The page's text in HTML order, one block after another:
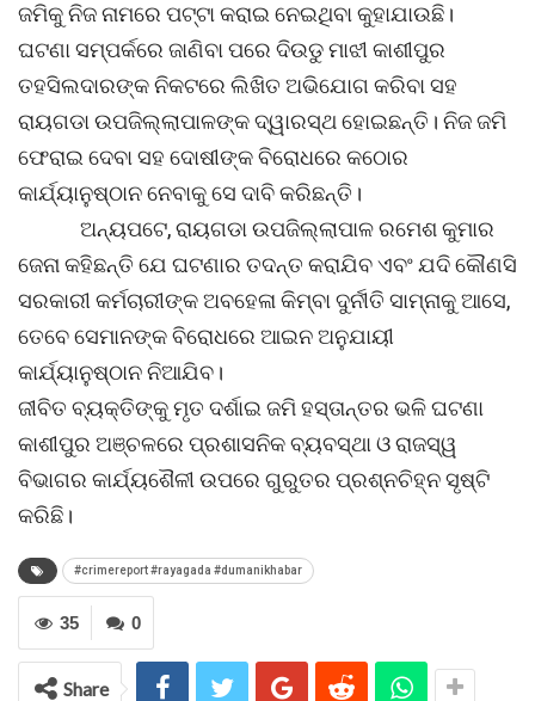
ଜମିକୁ ନିଜ ନାମରେ ପଟ୍ଟା କରାଇ ନେଇଥିବା କୁହାଯାଉଛି।
ଘଟଣା ସମ୍ପର୍କରେ ଜାଣିବା ପରେ ଦିଉଡୁ ମାଝୀ କାଶୀପୁର
ତହସିଲଦାରଙ୍କ ନିକଟରେ ଲିଖିତ ଅଭିଯୋଗ କରିବା ସହ
ରାୟଗଡା ଉପଜିଲ୍ଲାପାଳଙ୍କ ଦ୍ୱାରସ୍ଥ ହୋଇଛନ୍ତି। ନିଜ ଜମି
ଫେରାଇ ଦେବା ସହ ଦୋଷୀଙ୍କ ବିରୋଧରେ କଠୋର
କାର୍ଯ୍ୟାନୁଷ୍ଠାନ ନେବାକୁ ସେ ଦାବି କରିଛନ୍ତି।
ଅନ୍ୟପଟେ, ରାୟଗଡା ଉପଜିଲ୍ଲାପାଳ ରମେଶ କୁମାର
ଜେନା କହିଛନ୍ତି ଯେ ଘଟଣାର ତଦନ୍ତ କରାଯିବ ଏବଂ ଯଦି କୌଣସି
ସରକାରୀ କର୍ମଚାରୀଙ୍କ ଅବହେଳା କିମ୍ବା ଦୁର୍ନୀତି ସାମ୍ନାକୁ ଆସେ,
ତେବେ ସେମାନଙ୍କ ବିରୋଧରେ ଆଇନ ଅନୁଯାୟୀ
କାର୍ଯ୍ୟାନୁଷ୍ଠାନ ନିଆଯିବ।
ଜୀବିତ ବ୍ୟକ୍ତିଙ୍କୁ ମୃତ ଦର୍ଶାଇ ଜମି ହସ୍ତାନ୍ତର ଭଳି ଘଟଣା
କାଶୀପୁର ଅଞ୍ଚଳରେ ପ୍ରଶାସନିକ ବ୍ୟବସ୍ଥା ଓ ରାଜସ୍ୱ
ବିଭାଗର କାର୍ଯ୍ୟଶୈଳୀ ଉପରେ ଗୁରୁତର ପ୍ରଶ୍ନଚିହ୍ନ ସୃଷ୍ଟି
କରିଛି।
#crimereport #rayagada #dumanikhabar
0
35
Share